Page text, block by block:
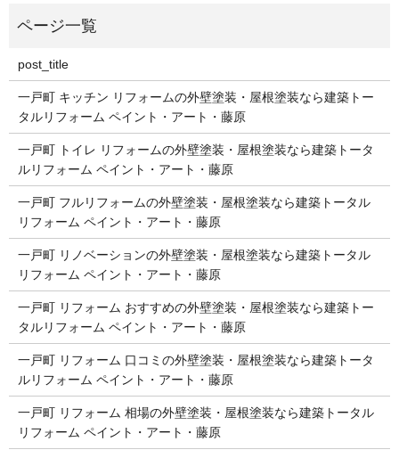
post_title
一戸町 キッチン リフォームの外壁塗装・屋根塗装なら建築トー
タルリフォーム ペイント・アート・藤原
一戸町 トイレ リフォームの外壁塗装・屋根塗装なら建築トータ
ルリフォーム ペイント・アート・藤原
一戸町 フルリフォームの外壁塗装・屋根塗装なら建築トータル
リフォーム ペイント・アート・藤原
一戸町 リノベーションの外壁塗装・屋根塗装なら建築トータル
リフォーム ペイント・アート・藤原
一戸町 リフォーム おすすめの外壁塗装・屋根塗装なら建築トー
タルリフォーム ペイント・アート・藤原
一戸町 リフォーム 口コミの外壁塗装・屋根塗装なら建築トータ
ルリフォーム ペイント・アート・藤原
一戸町 リフォーム 相場の外壁塗装・屋根塗装なら建築トータル
リフォーム ペイント・アート・藤原